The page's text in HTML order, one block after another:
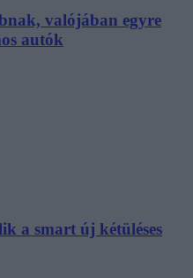
valójában egyre
autók
a smart új kétüléses